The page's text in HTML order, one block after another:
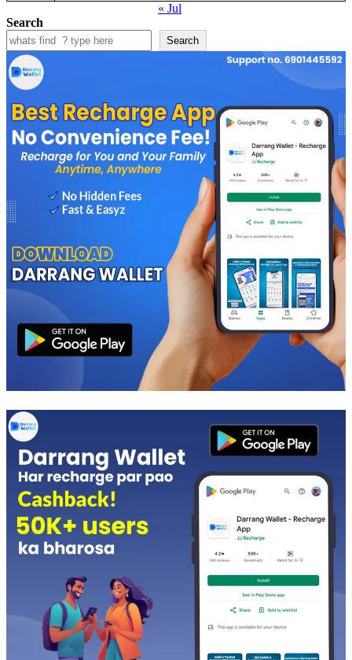
« Jul
Search
Search